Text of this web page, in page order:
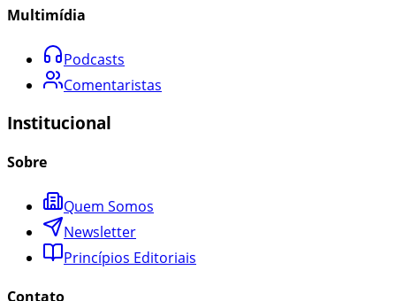
Multimídia
Podcasts
Comentaristas
Institucional
Sobre
Quem Somos
Newsletter
Princípios Editoriais
Contato